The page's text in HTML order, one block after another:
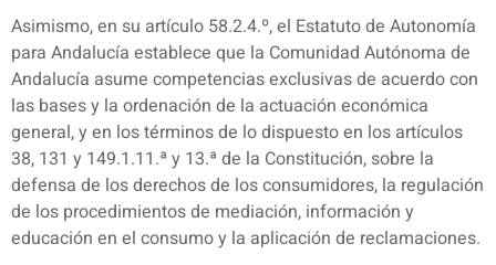
Asimismo, en su artículo 58.2.4.º, el Estatuto de Autonomía
para Andalucía establece que la Comunidad Autónoma de
Andalucía asume competencias exclusivas de acuerdo con
las bases y la ordenación de la actuación económica
general, y en los términos de lo dispuesto en los artículos
38, 131 y 149.1.11.ª y 13.ª de la Constitución, sobre la
defensa de los derechos de los consumidores, la regulación
de los procedimientos de mediación, información y
educación en el consumo y la aplicación de reclamaciones.